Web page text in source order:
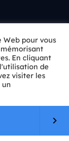
keyboard_arrow_right
Web pour vous
En cliquant
de
visiter les
un